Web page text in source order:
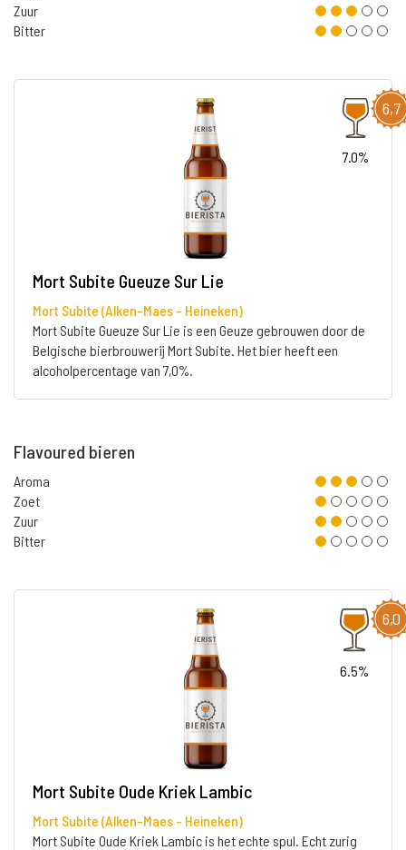
Zuur
Bitter
6,7
7.0%
Mort Subite Gueuze Sur Lie
Mort Subite (Alken-Maes - Heineken)
Mort Subite Gueuze Sur Lie is een Geuze gebrouwen door de
Belgische bierbrouwerij Mort Subite. Het bier heeft een
alcoholpercentage van 7,0%.
Flavoured bieren
Aroma
Zoet
Zuur
Bitter
6,0
6.5%
Mort Subite Oude Kriek Lambic
Mort Subite (Alken-Maes - Heineken)
Mort Subite Oude Kriek Lambic is het echte spul. Echt zurig